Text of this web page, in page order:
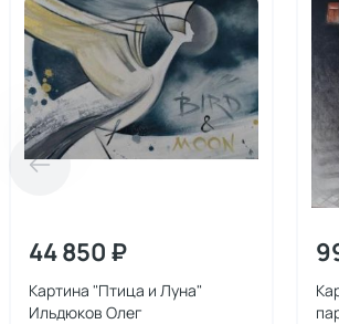
44 850 ₽
Картина "Птица и Луна"
Ильдюков Олег